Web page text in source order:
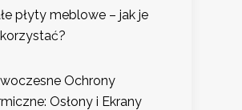
płyty meblowe – jak je
Ochrony
Osłony i Ekrany